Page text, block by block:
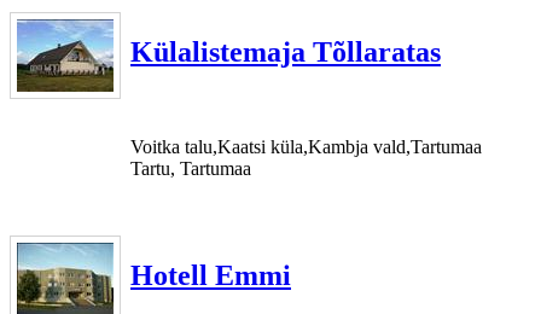
Külalistemaja Tõllaratas
Voitka talu,Kaatsi küla,Kambja vald,Tartumaa
Tartu, Tartumaa
Hotell Emmi